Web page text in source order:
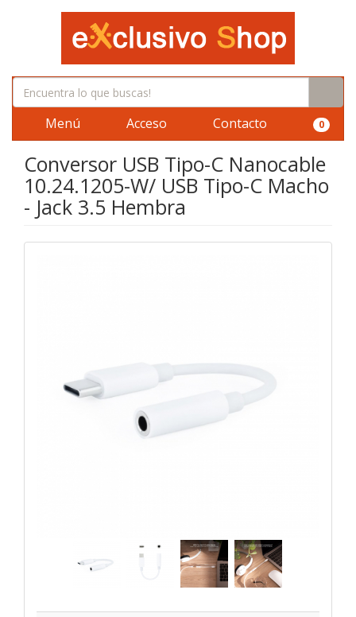
Menú Acceso Contacto 0
Conversor USB Tipo-C Nanocable
10.24.1205-W/ USB Tipo-C Macho
- Jack 3.5 Hembra